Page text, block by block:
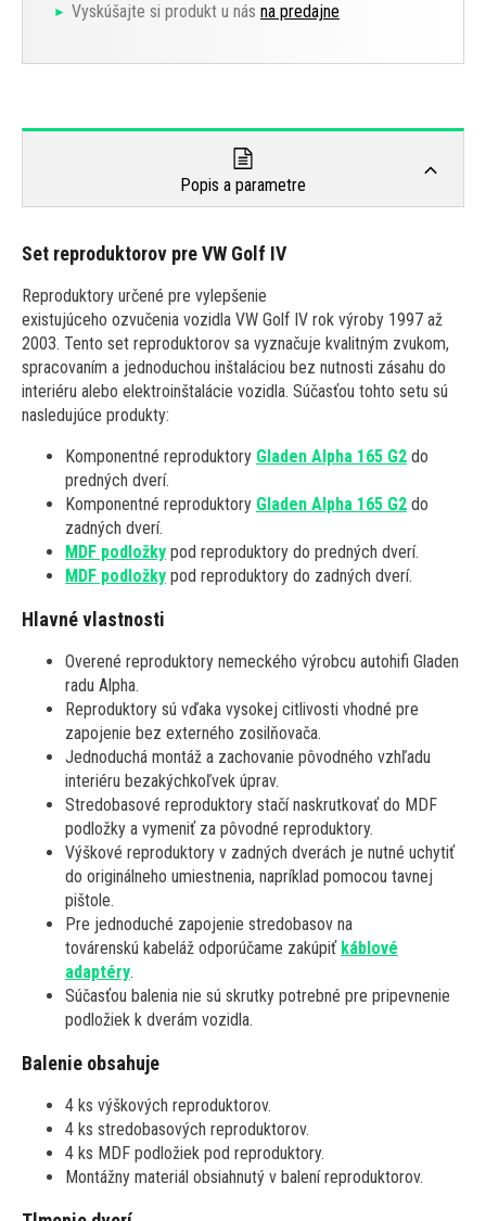
Vyskúšajte si produkt u nás na predajne
Popis a parametre
Set reproduktorov pre VW Golf IV
Reproduktory určené pre vylepšenie
existujúceho ozvučenia vozidla VW Golf IV rok výroby 1997 až
2003. Tento set reproduktorov sa vyznačuje kvalitným zvukom,
spracovaním a jednoduchou inštaláciou bez nutnosti zásahu do
interiéru alebo elektroinštalácie vozidla. Súčasťou tohto setu sú
nasledujúce produkty:
Komponentné reproduktory Gladen Alpha 165 G2 do
predných dverí.
Komponentné reproduktory Gladen Alpha 165 G2 do
zadných dverí.
MDF podložky pod reproduktory do predných dverí.
MDF podložky pod reproduktory do zadných dverí.
Hlavné vlastnosti
Overené reproduktory nemeckého výrobcu autohifi Gladen
radu Alpha.
Reproduktory sú vďaka vysokej citlivosti vhodné pre
zapojenie bez externého zosilňovača.
Jednoduchá montáž a zachovanie pôvodného vzhľadu
interiéru bezakýchkoľvek úprav.
Stredobasové reproduktory stačí naskrutkovať do MDF
podložky a vymeniť za pôvodné reproduktory.
Výškové reproduktory v zadných dverách je nutné uchytiť
do originálneho umiestnenia, napríklad pomocou tavnej
pištole.
Pre jednoduché zapojenie stredobasov na
továrenskú kabeláž odporúčame zakúpiť káblové
adaptéry.
Súčasťou balenia nie sú skrutky potrebné pre pripevnenie
podložiek k dverám vozidla.
Balenie obsahuje
4 ks výškových reproduktorov.
4 ks stredobasových reproduktorov.
4 ks MDF podložiek pod reproduktory.
Montážny materiál obsiahnutý v balení reproduktorov.